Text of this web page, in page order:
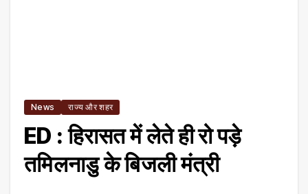
News राज्य और शहर
ED : हिरासत में लेते ही रो पड़े
तमिलनाडु के बिजली मंत्री